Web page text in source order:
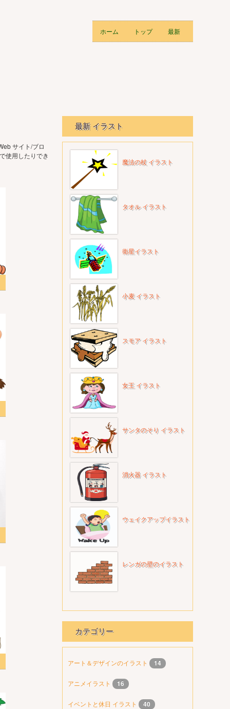
ホーム トップ 最新
サイト/ブロ
使用したりでき
最新 イラスト
魔法の杖 イラスト
タオル イラスト
衛星イラスト
小麦 イラスト
スモア イラスト
女王 イラスト
サンタのそり イラスト
消火器 イラスト
ウェイクアップイラスト
レンガの壁のイラスト
カテゴリー
アート＆デザインのイラスト 14
アニメイラスト 16
イベントと休日 イラスト 40